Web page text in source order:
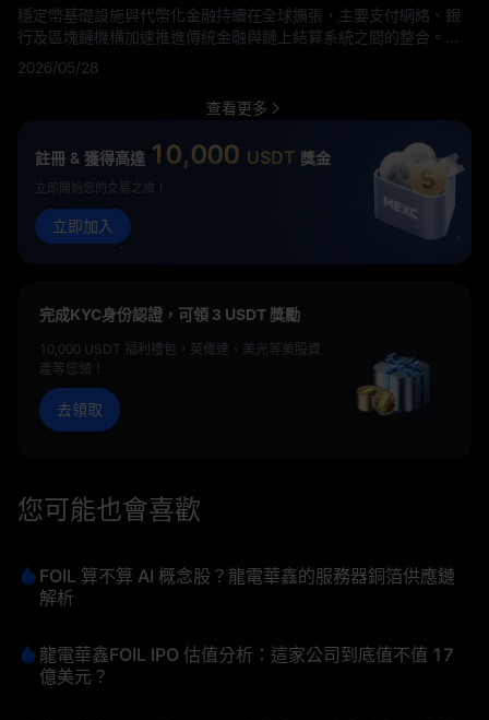
穩定幣基礎設施與代幣化金融持續在全球擴張，主要支付網絡、銀
行及區塊鏈機構加速推進傳統金融與鏈上結算系統之間的整合。與
此同時，AI 驅動的金融自動化、合規數字支付框架以及機構級代幣
化資產產品持續獲得動能，凸顯了加密基礎設施、AI 與受監管金融
市場之間融合趨勢的持續深化。
2026/05/28
查看更多
註冊 & 獲得高達 10,000 USDT 獎金
立即開始您的交易之旅！
立即加入
完成KYC身份認證，可領 3 USDT 獎勵
10,000 USDT 福利禮包，英偉達、美光等美股資
產等您領！
去領取
您可能也會喜歡
FOIL 算不算 AI 概念股？龍電華鑫的服務器銅箔供應鏈
解析
龍電華鑫FOIL IPO 估值分析：這家公司到底值不值 17
億美元？